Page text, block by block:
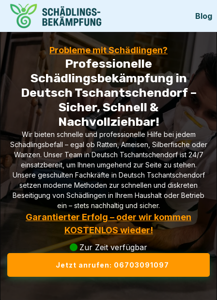
Blog
Probleme mit Schädlingen?
Professionelle
Schädlingsbekämpfung in
Deutsch Tschantschendorf –
Sicher, Schnell &
Nachvollziehbar!
Wir bieten schnelle und professionelle Hilfe bei jedem
Schädlingsbefall – egal ob Ratten, Ameisen, Silberfische oder
Wanzen. Unser Team in Deutsch Tschantschendorf ist 24/7
einsatzbereit, um Ihnen umgehend zur Seite zu stehen.
Unsere geschulten Fachkräfte in Deutsch Tschantschendorf
setzen moderne Methoden zur schnellen und diskreten
Beseitigung von Schädlingen in Ihrem Haushalt oder Betrieb
ein – stets nachhaltig und sicher.
Garantierter Erfolg – oder wir kommen
KOSTENLOS wieder!
Zur Zeit verfügbar
Jetzt anrufen: 06703091097